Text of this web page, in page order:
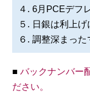
４. 6月PCEデフ
５. 日銀は利上げ
６. 調整深まった
■ バックナンバー
ださい。